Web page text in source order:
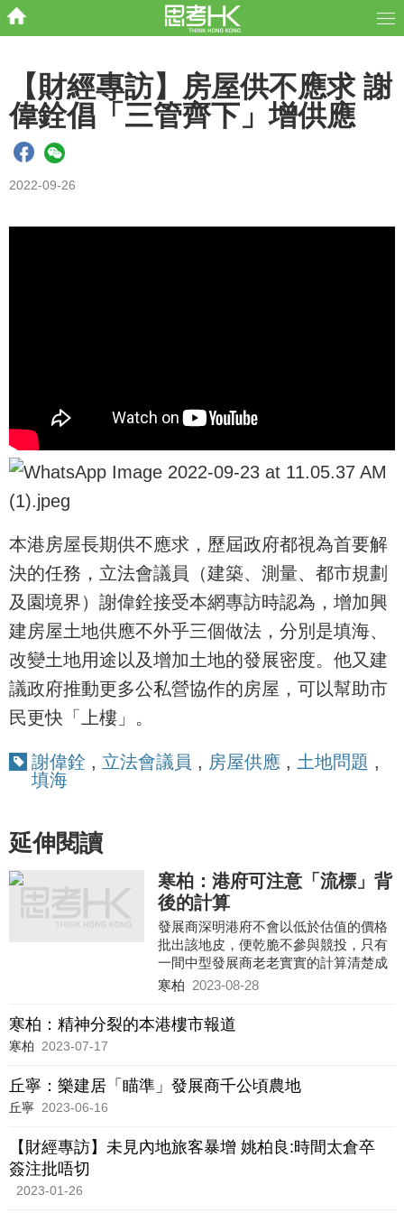
【財經專訪】房屋供不應求 謝
偉銓倡「三管齊下」增供應
2022-09-26
本港房屋長期供不應求，歷屆政府都視為首要解
決的任務，立法會議員（建築、測量、都市規劃
及園境界）謝偉銓接受本網專訪時認為，增加興
建房屋土地供應不外乎三個做法，分別是填海、
改變土地用途以及增加土地的發展密度。他又建
議政府推動更多公私營協作的房屋，可以幫助市
民更快「上樓」。
謝偉銓 , 立法會議員 , 房屋供應 , 土地問題 ,
填海
延伸閱讀
寒柏：港府可注意「流標」背
後的計算
發展商深明港府不會以低於估值的價格
批出該地皮，便乾脆不參與競投，只有
一間中型發展商老老實實的計算清楚成
本，並以此「入標」碰碰運氣。其二、
價可能偏高，脫離了現實，因此使發展
商卻步。
寒柏 2023-08-28
寒柏：精神分裂的本港樓市報道
寒柏 2023-07-17
丘寧：樂建居「瞄準」發展商千公頃農地
丘寧 2023-06-16
【財經專訪】未見內地旅客暴增 姚柏良:時間太倉卒
簽注批唔切
2023-01-26